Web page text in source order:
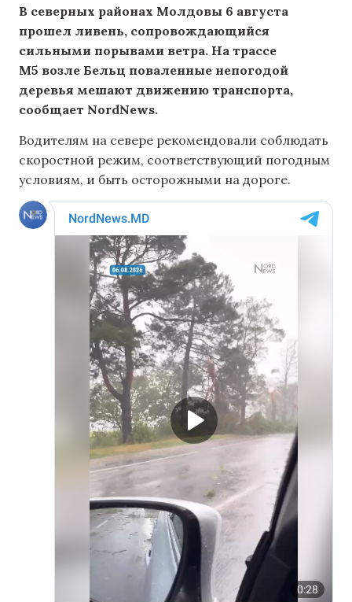
В северных районах Молдовы 6 августа
прошел ливень, сопровождающийся
сильными порывами ветра. На трассе
М5 возле Бельц поваленные непогодой
деревья мешают движению транспорта,
сообщает NordNews.
Водителям на севере рекомендовали соблюдать
скоростной режим, соответствующий погодным
условиям, и быть осторожными на дороге.